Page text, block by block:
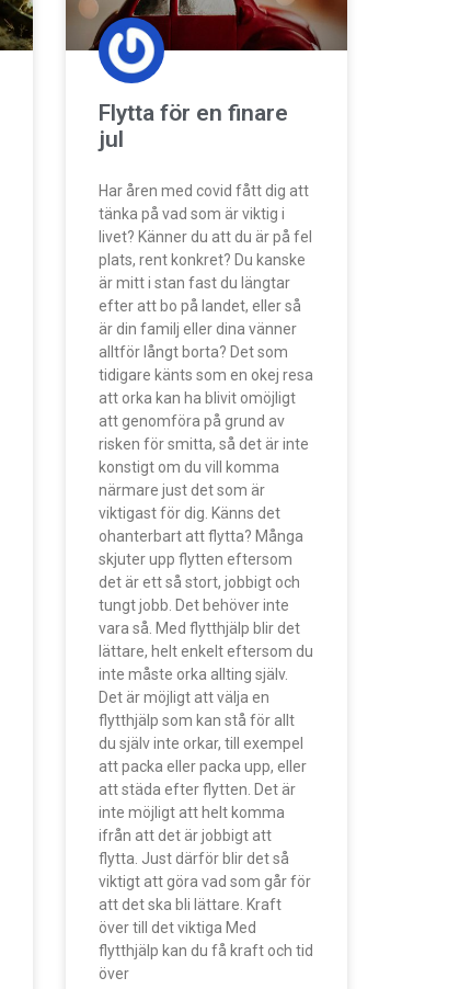
Flytta för en finare
jul
Har åren med covid fått dig att
tänka på vad som är viktig i
livet? Känner du att du är på fel
plats, rent konkret? Du kanske
är mitt i stan fast du längtar
efter att bo på landet, eller så
är din familj eller dina vänner
alltför långt borta? Det som
tidigare känts som en okej resa
att orka kan ha blivit omöjligt
att genomföra på grund av
risken för smitta, så det är inte
konstigt om du vill komma
närmare just det som är
viktigast för dig. Känns det
ohanterbart att flytta? Många
skjuter upp flytten eftersom
det är ett så stort, jobbigt och
tungt jobb. Det behöver inte
vara så. Med flytthjälp blir det
lättare, helt enkelt eftersom du
inte måste orka allting själv.
Det är möjligt att välja en
flytthjälp som kan stå för allt
du själv inte orkar, till exempel
att packa eller packa upp, eller
att städa efter flytten. Det är
inte möjligt att helt komma
ifrån att det är jobbigt att
flytta. Just därför blir det så
viktigt att göra vad som går för
att det ska bli lättare. Kraft
över till det viktiga Med
flytthjälp kan du få kraft och tid
över